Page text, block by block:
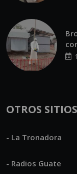
OTROS SITIOS
- La Tronadora
- Radios Guate